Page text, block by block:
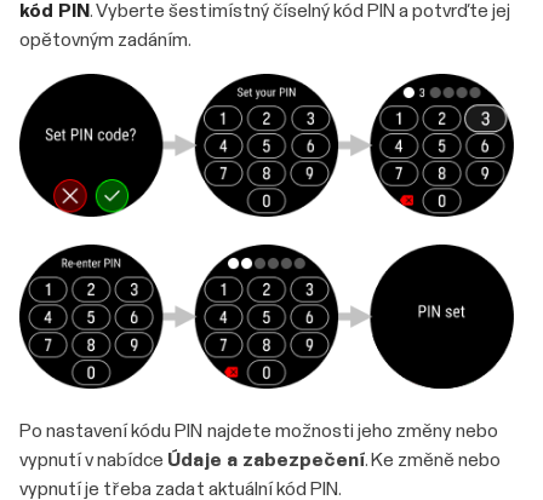
kód PIN . Vyberte šestimístný číselný kód PIN a potvrďte jej
opětovným zadáním.
Po nastavení kódu PIN najdete možnosti jeho změny nebo
vypnutí v nabídce Údaje a zabezpečení. Ke změně nebo
vypnutí je třeba zadat aktuální kód PIN.